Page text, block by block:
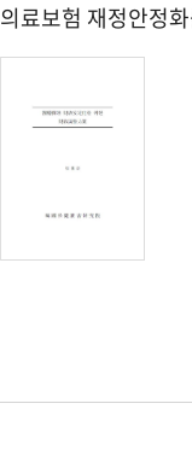
의료보험 재정안정